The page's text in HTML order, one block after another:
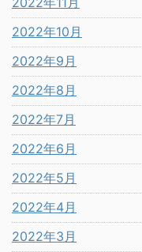
2022年10月
2022年9月
2022年8月
2022年7月
2022年6月
2022年5月
2022年4月
2022年3月